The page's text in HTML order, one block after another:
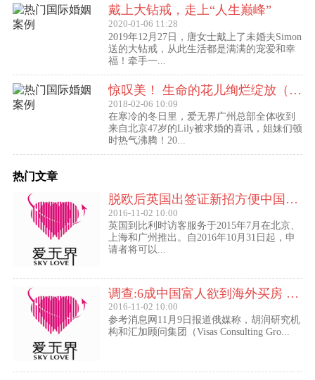
戴上大钻戒，走上“人生巅峰”
2020-01-06 11:28
2019年12月27日，唐女士戴上了未婚夫Simon
送的大钻戒，从此生活都是满满的宠爱和幸
福！牵手一...
惊叹美！ 生命的花儿绚烂绽放（47岁的Lily结婚啦！）
2018-02-06 10:09
在寒冷的冬日里，爱无界广州总部全体收到
来自北京47岁的Lily被求婚的喜讯，姐妹们顿
时热气沸腾！20...
热门文章
脱欧后英国出签证新招方便中国访客进入欧盟
2016-11-02 10:00
英国到比利时访客服务于2015年7月在北京、
上海和广州推出。自2016年10月31日起，申
请者将可以...
调查:6成中国富人欲到海外买房 最想移民去美国
2016-11-02 10:00
参考消息网11月9日报道俄媒称，胡润研究机
构和汇加顾问集团（Visas Consulting Gro...